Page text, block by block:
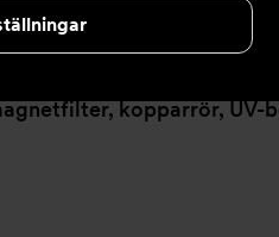
kopparrör, UV-